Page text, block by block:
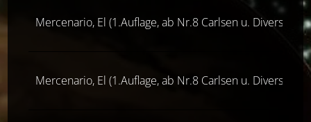
Mercenario, El (1.Auflage, ab Nr.8 Carlsen u. Diverse
Mercenario, El (1.Auflage, ab Nr.8 Carlsen u. Diverse